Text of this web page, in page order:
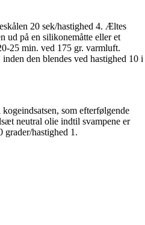
20 sek/hastighed 4. Æltes
ud på en silikonemåtte eller et
25 min. ved 175 gr. varmluft.
den blendes ved hastighed 10 i
som efterfølgende
neutral olie indtil svampene er
hastighed 1.